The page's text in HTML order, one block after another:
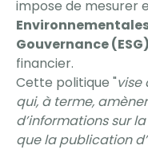
impose de mesurer
Gouvernance (ESG)
financier.
Cette politique "vise
qui, à terme,
d’informations sur
que la publication